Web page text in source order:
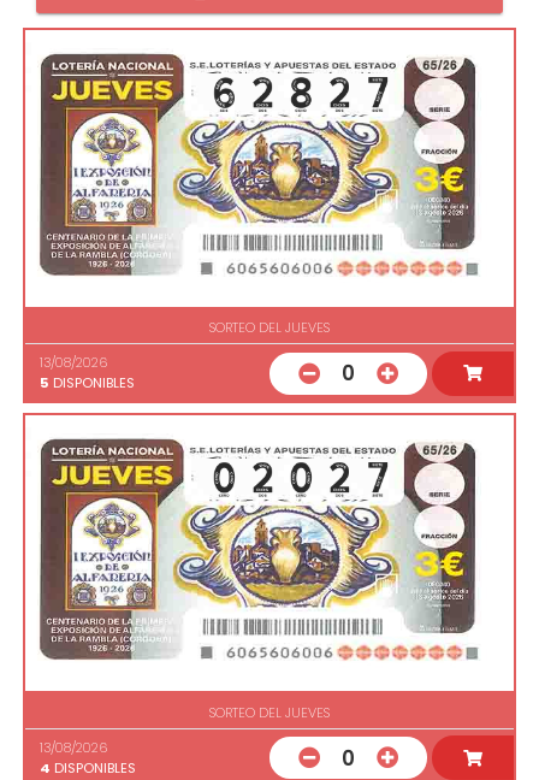
SORTEO DEL JUEVES
13/08/2026
5 DISPONIBLES 0
SORTEO DEL JUEVES
13/08/2026
4 DISPONIBLES 0